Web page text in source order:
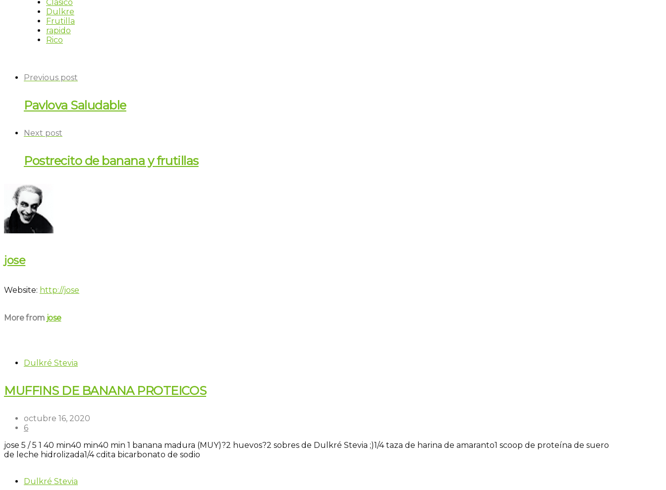
Clásico
Dulkre
Frutilla
rapido
Rico
Previous post
Pavlova Saludable
Next post
Postrecito de banana y frutillas
jose
Website: http://jose
More from jose
Dulkré Stevia
MUFFINS DE BANANA PROTEICOS
octubre 16, 2020
6
jose 5 /5 1 40 min40 min40 min 1 banana madura (MUY)?2 huevos?2 sobres de Dulkré Stevia ;)1/4 taza de harina de amaranto1 scoop de proteína de suero
de leche hidrolizada1/4 cdita bicarbonato de sodio
Dulkré Stevia